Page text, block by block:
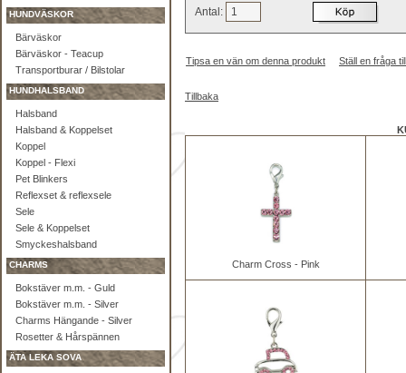
HUNDVÄSKOR
Bärväskor
Bärväskor - Teacup
Transportburar / Bilstolar
HUNDHALSBAND
Halsband
Halsband & Koppelset
Koppel
Koppel - Flexi
Pet Blinkers
Reflexset & reflexsele
Sele
Sele & Koppelset
Smyckeshalsband
CHARMS
Bokstäver m.m. - Guld
Bokstäver m.m. - Silver
Charms Hängande - Silver
Rosetter & Hårspännen
ÄTA LEKA SOVA
Antal:
Tipsa en vän om denna produkt Ställ en fråga
Tillbaka
Charm Cross - Pink